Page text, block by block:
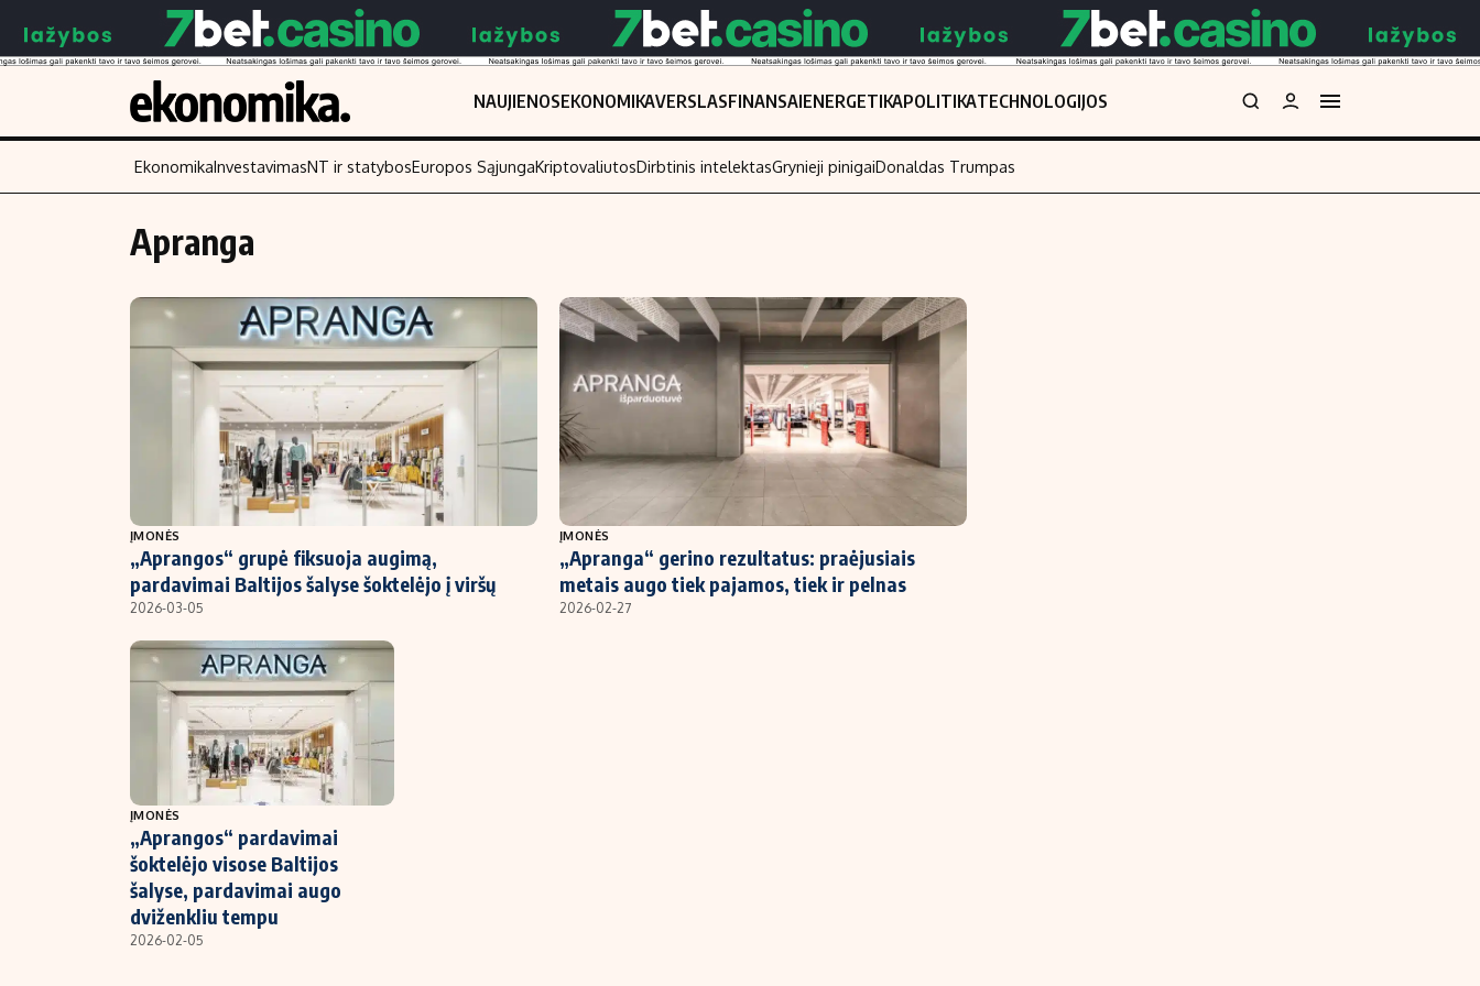
NAUJIENOSEKONOMIKAVERSLASFINANSAIENERGETIKAPOLITIKATECHNOLOGIJOS
Turinys
Naujienos
NT ir statybos
Finansai
Įmonės
Žemės ūkis
Technologijos
Laisvalaikis
Investavimas
Akcijų rinka
Saulės elektrinės
Kriptovaliutos
Nedarbo išmokos skaičiuoklė
Indėliai
Indėlių skaičiuoklė
Būsto finansai
Įdomios naujienos
EkonomikaInvestavimasNT ir statybosEuropos SąjungaKriptovaliutosDirbtinis intelektasGrynieji pinigaiDonaldas Trumpas
Apranga
ĮMONĖS
„Aprangos“ grupė fiksuoja augimą,
pardavimai Baltijos šalyse šoktelėjo į viršų
2026-03-05
ĮMONĖS
„Apranga“ gerino rezultatus: praėjusiais
metais augo tiek pajamos, tiek ir pelnas
2026-02-27
ĮMONĖS
„Aprangos“ pardavimai
šoktelėjo visose Baltijos
šalyse, pardavimai augo
dviženkliu tempu
2026-02-05